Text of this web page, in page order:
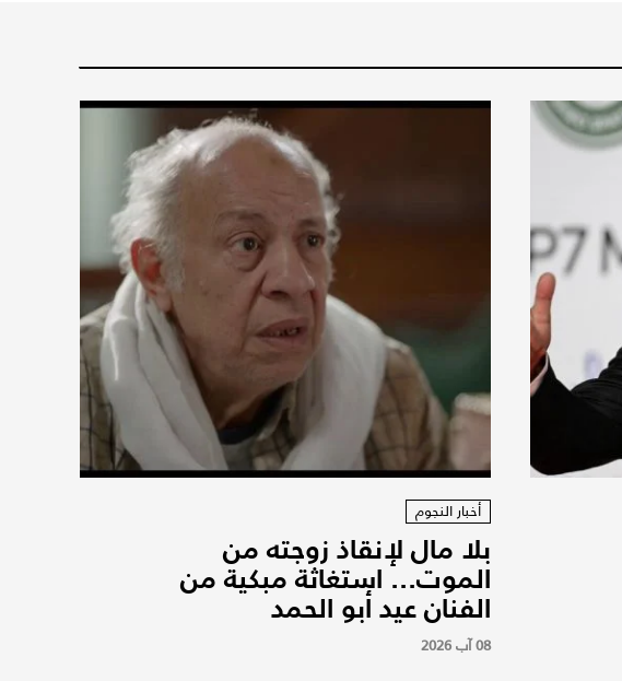
أخبار النجوم
بلا مال لإنقاذ زوجته من
الموت... استغاثة مبكية من
الفنان عيد أبو الحمد
08 آب 2026